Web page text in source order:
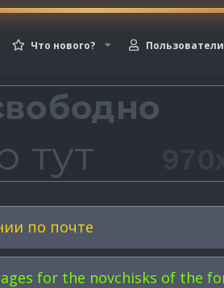
Что нового? Пользователи
по почте
for the novchisks of the